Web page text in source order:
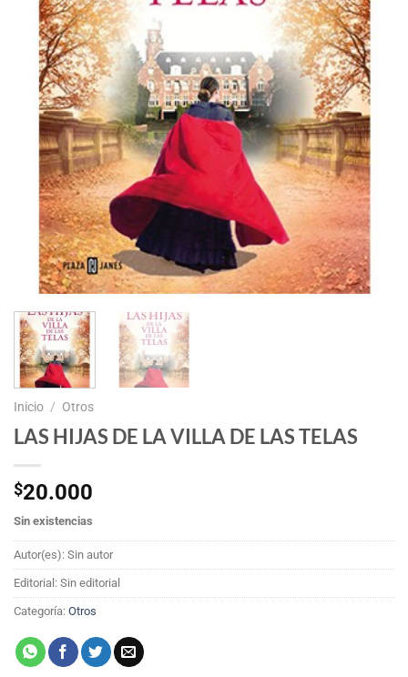
Inicio / Otros
LAS HIJAS DE LA VILLA DE LAS TELAS
$20.000
Sin existencias
Autor(es): Sin autor
Editorial: Sin editorial
Categoría: Otros